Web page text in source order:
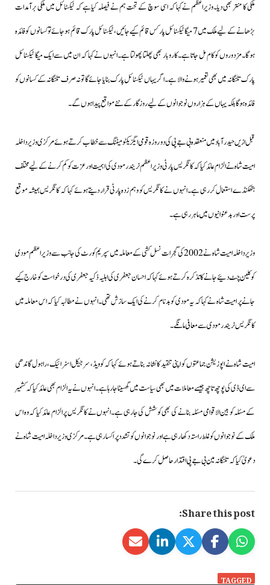
ملکی کا منتر بھی دیا۔وزیراعظم نے کہا کہ اسی سوچ کے تحت ہم نے فیصلہ کیا ہے کہ ٹیکسٹائل میں ملکی برآمدات
بڑھانے کے لیے ملک میں 7 میگا ٹیکسٹائل پارکس قائم کیے جائیں،ٹیکسٹائل پارک قائم ہو جائے تو کسانوں کو فائدہ
ہو گا۔مزدوروں کو کام مل جاتا ہے۔کاروبار بھی پھلتا پھولتا ہے۔انہوں نے کہا کہ ان میں سے ایک میگا ٹیکسٹائل
پارک تلنگانہ میں بھی تعمیر ہونے والا ہے۔اگر یہاں ٹیکسٹائل پارک بنایا جائے گا تو نہ صرف تلنگانہ کے کسانوں کو
فائدہ ہوگا بلکہ یہاں کے ہزاروں نوجوانوں کے لیے روزگار کے نئے مواقع پیدا ہوں گے۔
قبل ازیں حیدرآباد میں منعقدہ بی جے پی کی دو روزہ قومی ایگزیکٹو میٹنگ سے خطاب کرتے ہوئے مرکزی وزیرداخلہ
امیت شاہ نے الزام عائد کیا کہ کانگریس پارٹی وزیراعظم نریندر مودی کی اہمیت اور عزت کو کم کرنے کے لیے مختلف
ہتھکنڈے استعمال کررہی ہے۔انہوں نے کانگریس کو وہم زدہ پارٹی قرار دیتے ہوئے کہا کہ کانگریس ہمیشہ موقع
پرست اور بدعنوانیوں میں ماہر رہی ہے۔
وزیرداخلہ امیت شاہ نے 2002 کی گجرات نسل کشی کے معاملہ میں سپریم کورٹ کی جانب سے وزیراعظم مودی
کو کلین چٹ دئیے جانے کا تذکرہ کرتے ہوئے کہا کہ احسان جعفری کی اہلیہ ذکیہ جعفری کی درخواست کو خارج کیے
جانے پر امیت شاہ نے کہا کہ یہ مودی کو بدنام کرنے کی ایک سازش تھی۔انہوں نے مطالبہ کیا کہ اس معاملہ میں
کانگریس نریندر مودی سے معافی مانگے۔
امیت شاہ نے اپوزیشن جماعتوں کو اپنی تنقید کا نشانہ بناتے ہوئے کہا کہ کوویڈ، سرجیکل اسٹرائیک،راہول گاندھی
سے ای ڈی کی پوچھ تاچھ جیسے معاملات میں بھی سیاست میں گھسیٹا جارہا ہے۔انہوں نے یہ الزام بھی عائد کیا کہ کشمیر
کے مسئلہ کو بین الاقوامی مسئلہ بنانے کی بھی کوشش کی جارہی ہے۔انہوں نے کانگریس پر الزام عائد کیا کہ وہ اس
ملک کے نوجوانوں کو غلط راستہ دکھارہی ہے اور نوجوانوں کو تشدد پر اکسارہی ہے۔مرکزی وزیرداخلہ امیت شاہ نے
دعویٰ کیا کہ تلنگانہ مین بی جے پی اقتدار حاصل کرے گی۔
Share this post:
TAGGED